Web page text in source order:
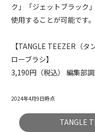
ク」「ジェットブラック
使用することが可能です。
【TANGLE TEEZER（
ローブラシ】
3,190円（税込） 編集部
2024年4月9日時点
TANGLE